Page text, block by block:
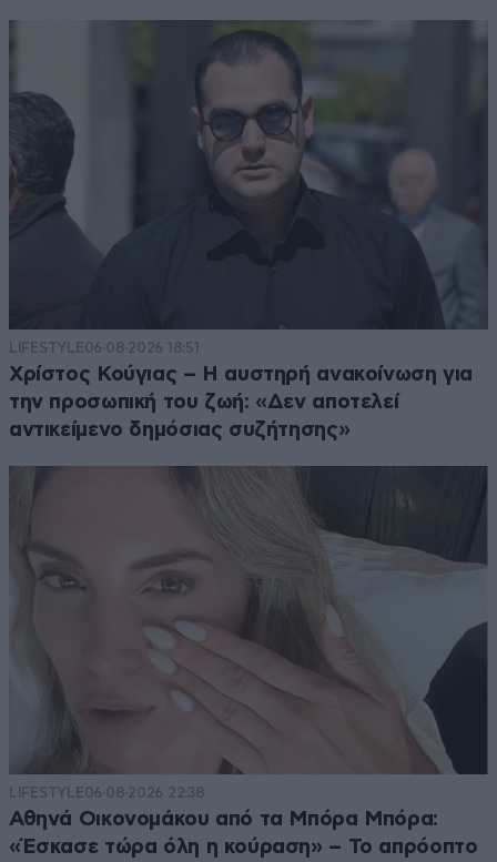
LIFESTYLE06·08·2026 18:51
Χρίστος Κούγιας – Η αυστηρή ανακοίνωση για
την προσωπική του ζωή: «Δεν αποτελεί
αντικείμενο δημόσιας συζήτησης»
LIFESTYLE06·08·2026 22:38
Αθηνά Οικονομάκου από τα Μπόρα Μπόρα:
«Έσκασε τώρα όλη η κούραση» – Το απρόοπτο